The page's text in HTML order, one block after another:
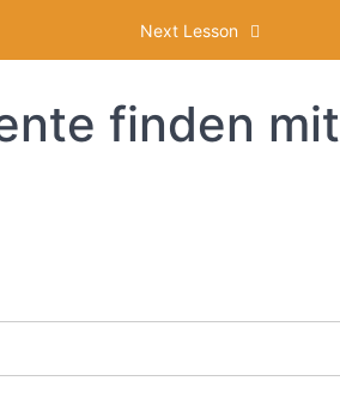
Next Lesson
finden mit